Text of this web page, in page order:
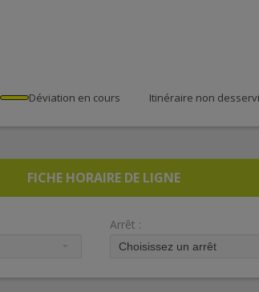
Déviation en cours Itinéraire non desservi
FICHE HORAIRE DE LIGNE
Arrêt :